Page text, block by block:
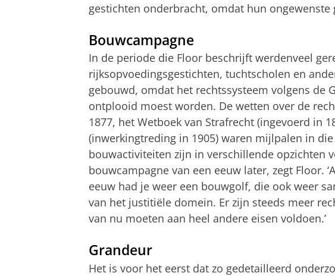
gestichten onderbracht, omdat hun
Bouwcampagne
In de periode die Floor beschrijft werdenveel
rijksopvoedingsgestichten, tuchtscholen en
gebouwd, omdat het rechtssysteem volgens de
ontplooid moest worden. De wetten over de
1877, het Wetboek van Strafrecht (ingevoerd in
(inwerkingtreding in 1905) waren mijlpalen in
bouwactiviteiten zijn in verschillende opzichten
bouwcampagne van een eeuw later, zegt Floor.
eeuw had je weer een bouwgolf, die ook weer
van het justitiële domein. Er zijn steeds meer
van nu moeten aan heel andere eisen voldoen.’
Grandeur
Het is voor het eerst dat zo gedetailleerd